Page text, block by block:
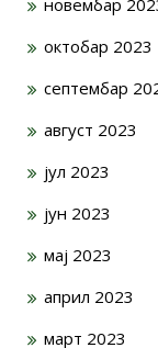
октобар 2023
септембар
август 2023
јул 2023
јун 2023
мај 2023
април 2023
март 2023